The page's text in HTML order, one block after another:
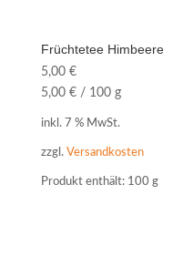
Früchtetee Himbeere
5,00 €
5,00 €/ 100 g
inkl. 7 % MwSt.
zzgl. Versandkosten
Produkt enthält: 100 g